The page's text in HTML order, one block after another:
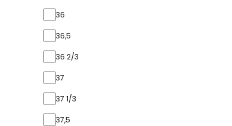
36
36,5
36 2/3
37
37 1/3
37,5